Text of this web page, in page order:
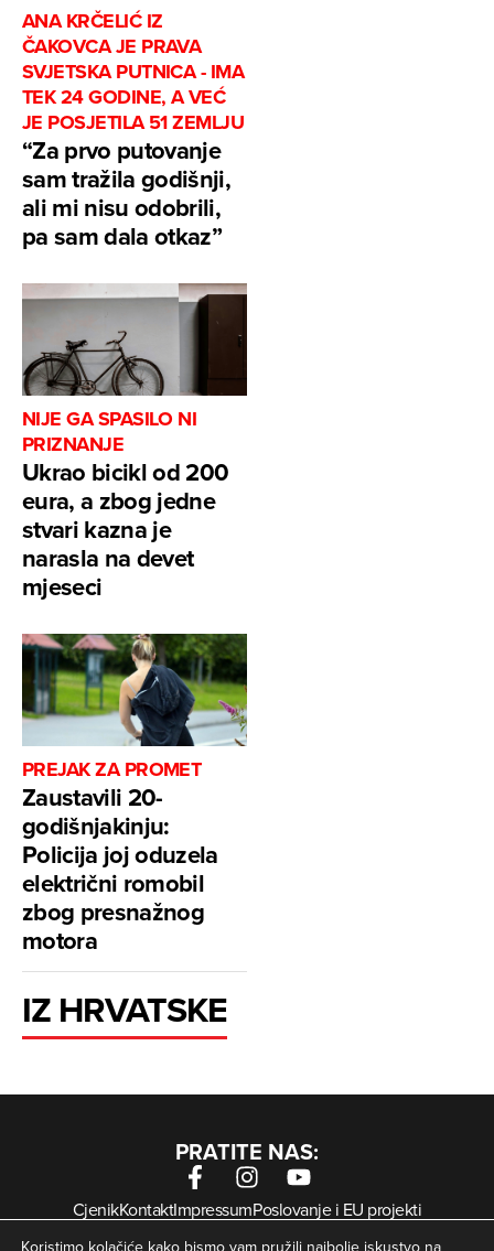
ANA KRČELIĆ IZ
ČAKOVCA JE PRAVA
SVJETSKA PUTNICA - IMA
TEK 24 GODINE, A VEĆ
JE POSJETILA 51 ZEMLJU
“Za prvo putovanje
sam tražila godišnji,
ali mi nisu odobrili,
pa sam dala otkaz”
NIJE GA SPASILO NI
PRIZNANJE
Ukrao bicikl od 200
eura, a zbog jedne
stvari kazna je
narasla na devet
mjeseci
PREJAK ZA PROMET
Zaustavili 20-
godišnjakinju:
Policija joj oduzela
električni romobil
zbog presnažnog
motora
IZ HRVATSKE
PRATITE NAS:
CjenikKontaktImpressumPoslovanje i EU projekti
Arhiva digitalnih novina
Uvjeti korištenjaZaštita privatnosti
Koristimo kolačiće kako bismo vam pružili najbolje iskustvo na